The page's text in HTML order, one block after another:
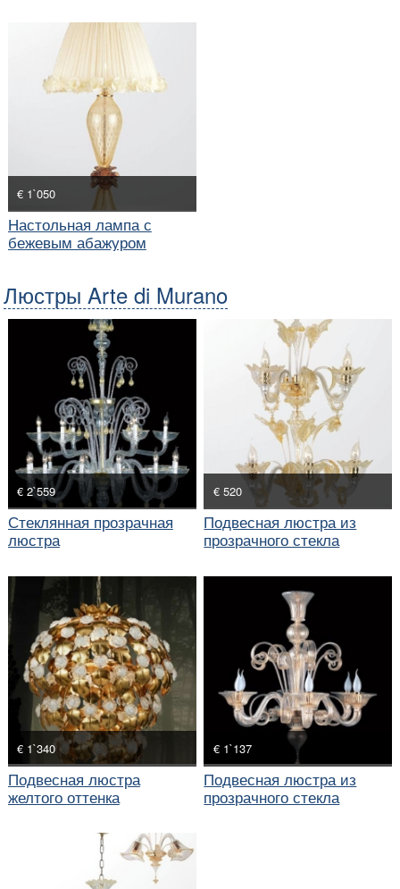
€ 1`050
Настольная лампа с
бежевым абажуром
Люстры Arte di Murano
€ 2`559
Стеклянная прозрачная
люстра
€ 520
Подвесная люстра из
прозрачного стекла
€ 1`340
Подвесная люстра
желтого оттенка
€ 1`137
Подвесная люстра из
прозрачного стекла